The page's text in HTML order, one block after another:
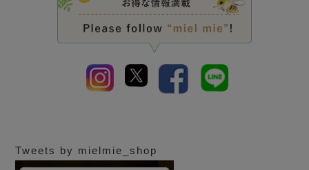
Tweets by mielmie_shop